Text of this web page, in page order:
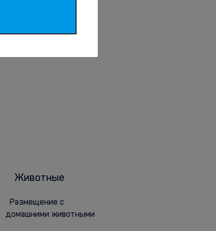
Животные
Размещение с
домашними животными